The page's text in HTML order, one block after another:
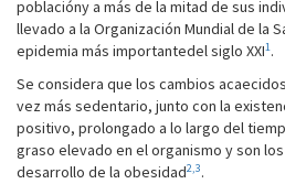
poblacióny a más de la mitad de sus
llevado a la Organización Mundial de la
epidemia más importantedel siglo XXI1.
Se considera que los cambios
vez más sedentario, junto con la
positivo, prolongado a lo largo del
graso elevado en el organismo y son
desarrollo de la obesidad2,3.